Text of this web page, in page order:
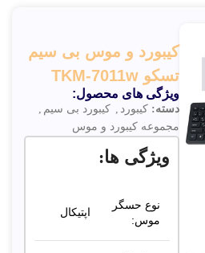
کیبورد و موس بی سیم
تسکو TKM-7011w
ویژگی های محصول:
دسته: کیبورد , کیبورد بی سیم ,
مجموعه کیبورد و موس
ویژگی ها:
نوع حسگر
موس:
اپتیکال